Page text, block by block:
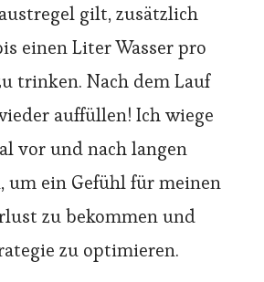
gilt, zusätzlich
einen Liter Wasser pro
trinken. Nach dem Lauf
auffüllen! Ich wiege
vor und nach langen
um ein Gefühl für meinen
zu bekommen und
zu optimieren.